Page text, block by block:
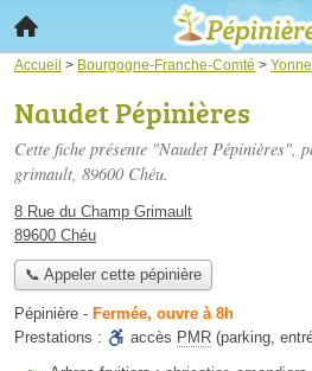
Accueil > Bourgogne-Franche-Comté > Yonne
Naudet Pépinières
Cette fiche présente "Naudet Pépinières",
grimault, 89600 Chéu.
8 Rue du Champ Grimault
89600 Chéu
📞 Appeler cette pépinière
Pépinière - Fermée, ouvre à 8h
Prestations :
accès PMR (parking,